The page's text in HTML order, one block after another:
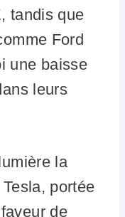
tandis que
Ford
une baisse
leurs
la
portée
de